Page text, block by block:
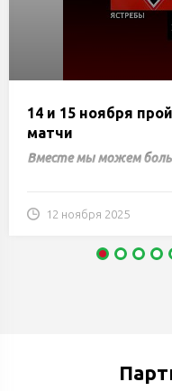
14 и 15 ноября
матчи
Вместе мы можем
12 ноября 2025